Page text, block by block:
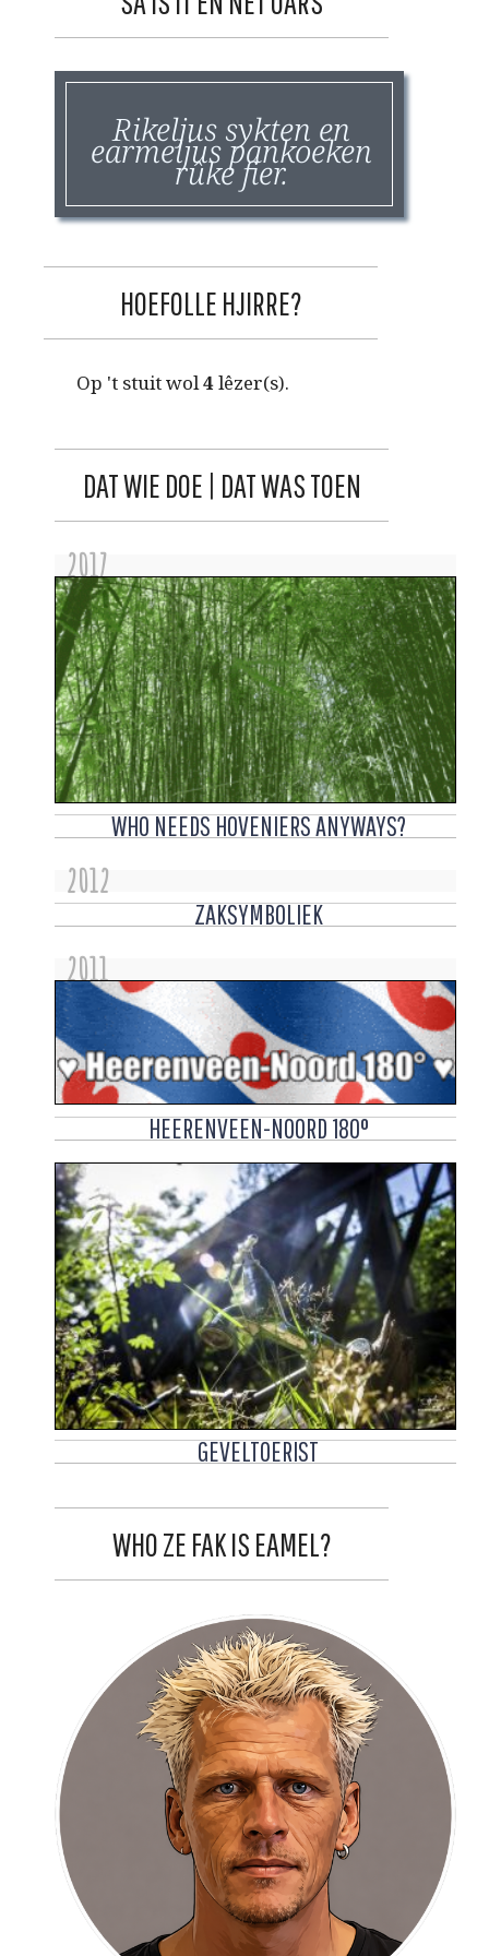
Rikeljus sykten en
earmeljus pankoeken
rûke fier.
HOEFOLLE HJIRRE?
Op 't stuit wol4lêzer(s).
DAT WIE DOE | DAT WAS TOEN
2017
WHO NEEDS HOVENIERS ANYWAYS?
2012
ZAKSYMBOLIEK
2011
HEERENVEEN-NOORD 180°
GEVELTOERIST
WHO ZE FAK IS EAMEL?